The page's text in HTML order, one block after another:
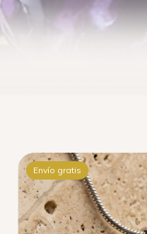
Envío gratis